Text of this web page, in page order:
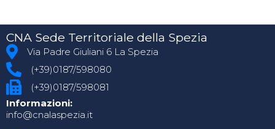
CNA Sede Territoriale della Spezia
Via Padre Giuliani 6 La Spezia
(+39)0187/598080
(+39)0187/598081
Informazioni:
info@cnalaspezia.it